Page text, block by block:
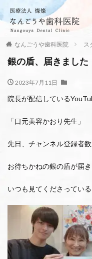
なんごうや歯科医院 ス
銀の盾、届きました
2023年7月11日
院長が配信している
「口元美容かおり先生」
先日、チャンネル登録者数
お待ちかねの銀の盾が届き
いつも見てくださってい